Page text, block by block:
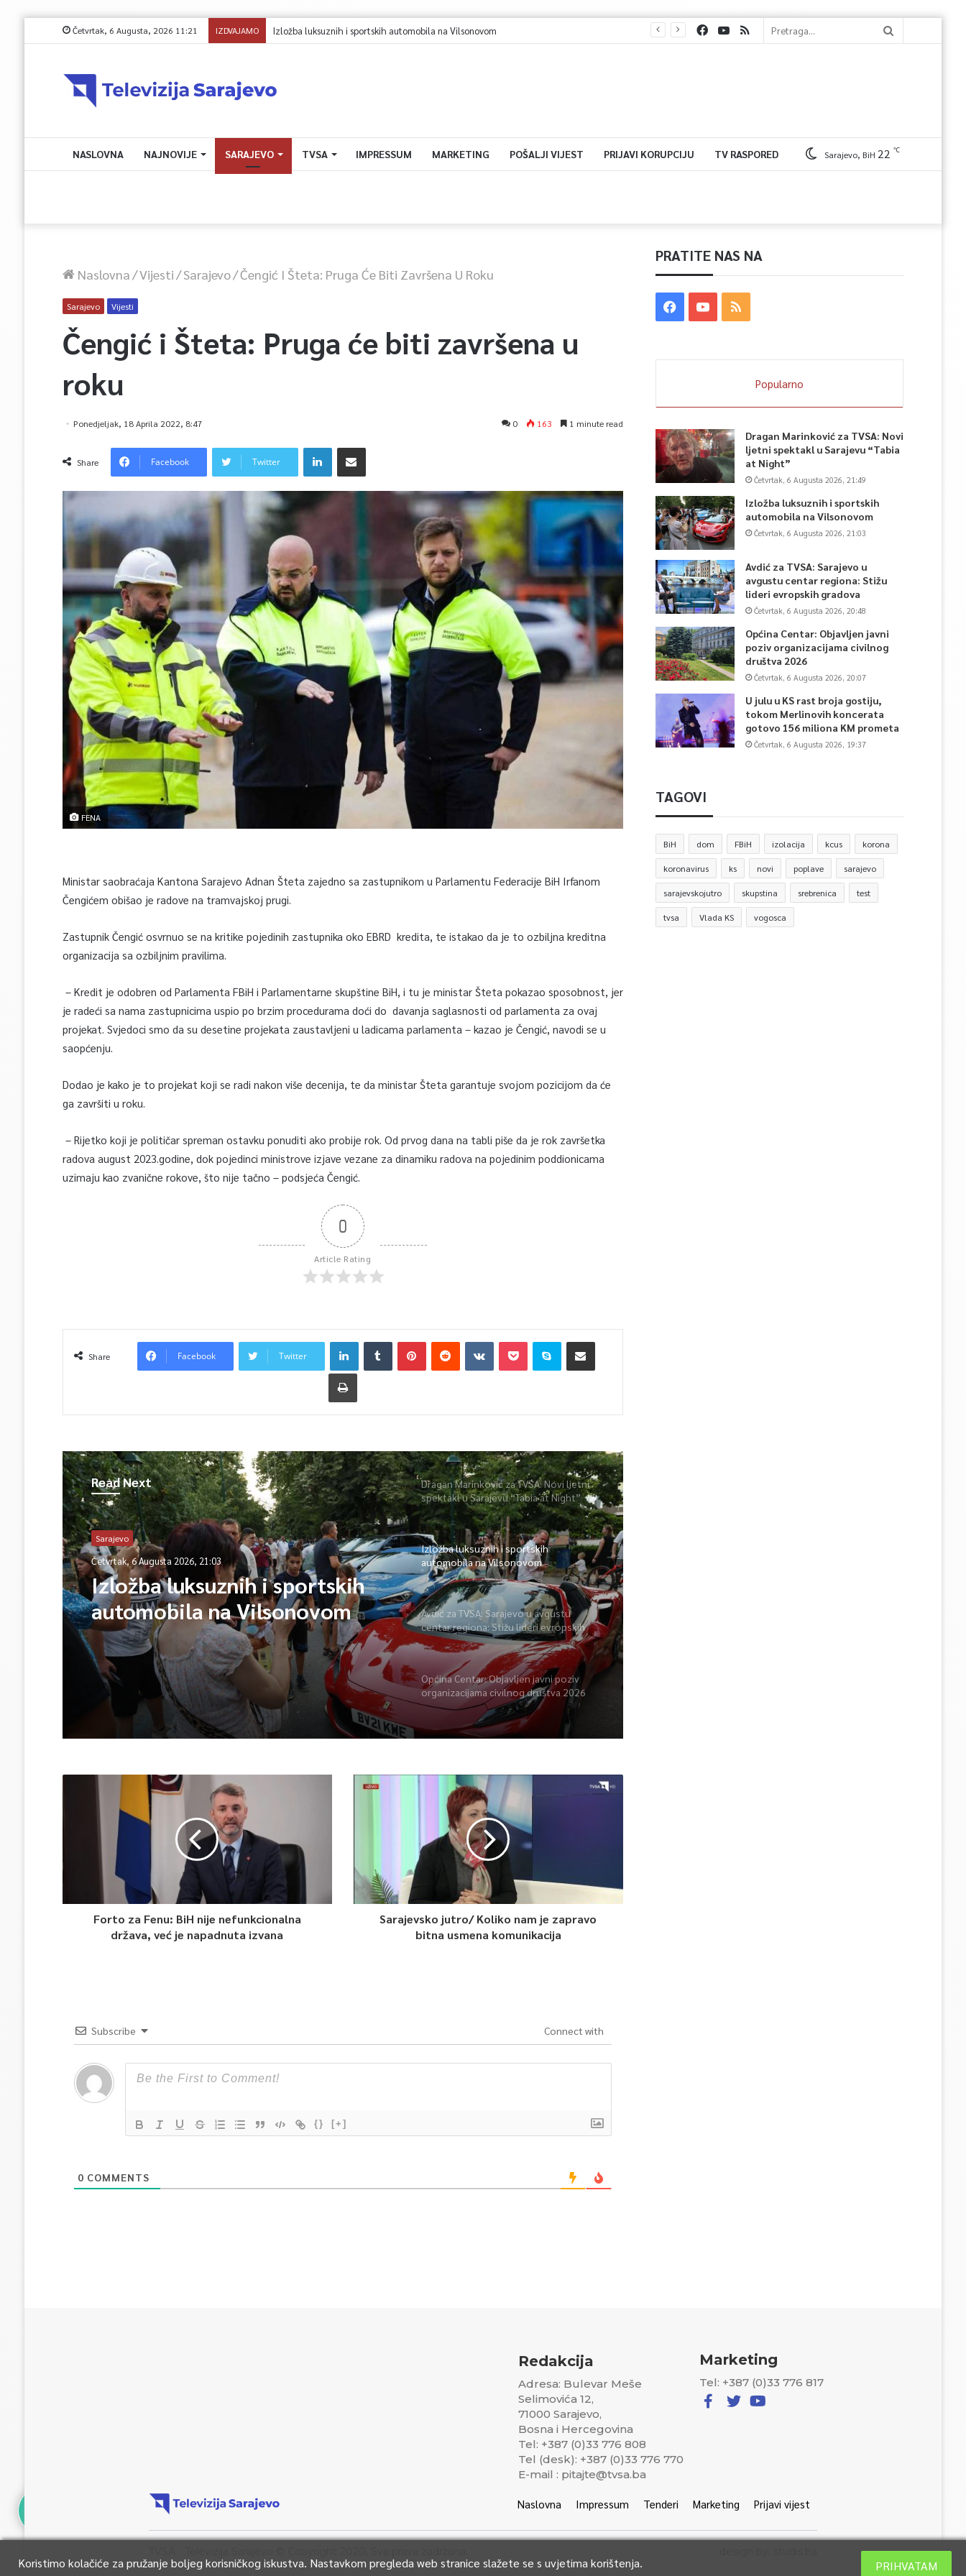
Četvrtak, 6 Augusta, 2026 11:21 IZDVAJAMO
NASLOVNA NAJNOVIJE SARAJEVO TVSA IMPRESSUM MARKETING POŠALJI VIJEST PRIJAVI KORUPCIJU TV RASPORED Sarajevo, BiH 22 ℃
Naslovna/Vijesti/Sarajevo/Čengić I Šteta: Pruga Će Biti Završena U Roku
Sarajevo Vijesti
Čengić i Šteta: Pruga će biti završena u
roku
Ponedjeljak, 18 Aprila 2022, 8:47 0 163 1 minute read
Share Facebook Twitter
FENA
Ministar saobraćaja Kantona Sarajevo Adnan Šteta zajedno sa zastupnikom u Parlamentu Federacije BiH Irfanom
Čengićem obišao je radove na tramvajskoj prugi.
Zastupnik Čengić osvrnuo se na kritike pojedinih zastupnika oko EBRD kredita, te istakao da je to ozbiljna kreditna
organizacija sa ozbiljnim pravilima.
– Kredit je odobren od Parlamenta FBiH i Parlamentarne skupštine BiH, i tu je ministar Šteta pokazao sposobnost, jer
je radeći sa nama zastupnicima uspio po brzim procedurama doći do davanja saglasnosti od parlamenta za ovaj
projekat. Svjedoci smo da su desetine projekata zaustavljeni u ladicama parlamenta – kazao je Čengić, navodi se u
saopćenju.
Dodao je kako je to projekat koji se radi nakon više decenija, te da ministar Šteta garantuje svojom pozicijom da će
ga završiti u roku.
– Rijetko koji je političar spreman ostavku ponuditi ako probije rok. Od prvog dana na tabli piše da je rok završetka
radova august 2023.godine, dok pojedinci ministrove izjave vezane za dinamiku radova na pojedinim poddionicama
uzimaju kao zvanične rokove, što nije tačno – podsjeća Čengić.
0
Article Rating
Share Facebook Twitter
Read Next
Sarajevo
Četvrtak, 6 Augusta 2026, 21:03
Izložba luksuznih i sportskih
automobila na Vilsonovom
Dragan Marinković za TVSA: Novi ljetni
spektakl u Sarajevu “Tabia at Night”
Izložba luksuznih i sportskih
automobila na Vilsonovom
Avdić za TVSA: Sarajevo u avgustu
centar regiona: Stižu lideri evropskih
gradova
Općina Centar: Objavljen javni poziv
organizacijama civilnog društva 2026
Forto za Fenu: BiH nije nefunkcionalna
država, već je napadnuta izvana
Sarajevsko jutro/ Koliko nam je zapravo
bitna usmena komunikacija
Subscribe Connect with
{} [+]
0 COMMENTS
PRATITE NAS NA
Popularno
Dragan Marinković za TVSA: Novi
ljetni spektakl u Sarajevu “Tabia
at Night”
Četvrtak, 6 Augusta 2026, 21:49
Izložba luksuznih i sportskih
automobila na Vilsonovom
Četvrtak, 6 Augusta 2026, 21:03
Avdić za TVSA: Sarajevo u
avgustu centar regiona: Stižu
lideri evropskih gradova
Četvrtak, 6 Augusta 2026, 20:48
Općina Centar: Objavljen javni
poziv organizacijama civilnog
društva 2026
Četvrtak, 6 Augusta 2026, 20:07
U julu u KS rast broja gostiju,
tokom Merlinovih koncerata
gotovo 156 miliona KM prometa
Četvrtak, 6 Augusta 2026, 19:37
TAGOVI
BiH dom FBiH izolacija kcus korona
koronavirus ks novi poplave sarajevo
sarajevskojutro skupstina srebrenica test
tvsa Vlada KS vogosca
Redakcija
Adresa: Bulevar Meše
Selimovića 12,
71000 Sarajevo,
Bosna i Hercegovina
Tel: +387 (0)33 776 808
Tel (desk): +387 (0)33 776 770
E-mail : pitajte@tvsa.ba
Marketing
Tel: +387 (0)33 776 817
Naslovna Impressum Tenderi Marketing Prijavi vijest
Koristimo kolačiće za pružanje boljeg korisničkog iskustva. Nastavkom pregleda web stranice slažete se s uvjetima korištenja. PRIHVATAM